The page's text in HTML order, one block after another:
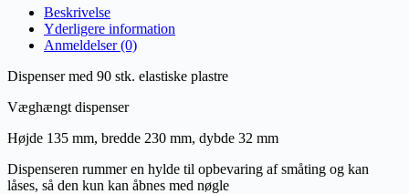
Beskrivelse
Yderligere information
Anmeldelser (0)
Dispenser med 90 stk. elastiske plastre
Væghængt dispenser
Højde 135 mm, bredde 230 mm, dybde 32 mm
Dispenseren rummer en hylde til opbevaring af småting og kan
låses, så den kun kan åbnes med nøgle